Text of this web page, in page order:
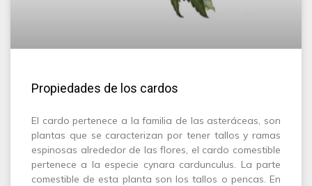
Propiedades de los cardos
El cardo pertenece a la familia de las asteráceas, son
plantas que se caracterizan por tener tallos y ramas
espinosas alrededor de las flores, el cardo comestible
pertenece a la especie cynara cardunculus. La parte
comestible de esta planta son los tallos o pencas. En